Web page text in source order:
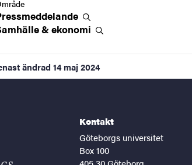
&ekonomi
ändrad 14 maj 2024
Kontakt
Göteborgs universitet
Box 100